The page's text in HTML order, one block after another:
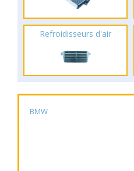
Refroidisseurs d'air
BMW